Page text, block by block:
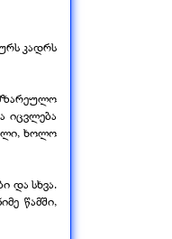
კადრს
იცვლება
ხოლო
და სხვა.
წამში,